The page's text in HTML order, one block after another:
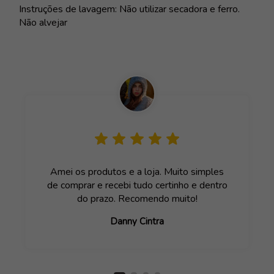
Instruções de lavagem: Não utilizar secadora e ferro.
Não alvejar
Amei os produtos e a loja. Muito simples
de comprar e recebi tudo certinho e dentro
do prazo. Recomendo muito!
Danny Cintra